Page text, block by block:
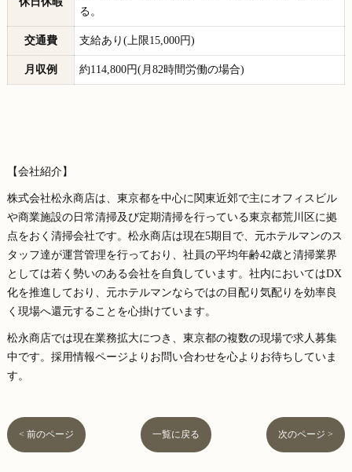
る。
交通費 支給あり(上限15,000円)
月収例 約114,800円(月82時間労働の場合)
【会社紹介】
株式会社松永商店は、東京都を中心に関東近郊で主にオフィスビル
や商業施設の日常清掃及び定期清掃を行っている東京都荒川区に拠
点をおく清掃会社です。松永商店は現在5期目で、元ホテルマンのス
タッフ達が運営管理を行っており、社員の平均年齢42歳と清掃業界
としては若く勢いのある会社を自負しています。社内においてはDX
化を推進しており、元ホテルマンならではの目配り気配りを効率良
く現場へ還元することを心掛けています。
松永商店では現在業務拡大につき、東京都の複数の現場で求人募集
中です。採用情報ページよりお問い合わせを心よりお待ちしていま
す。
< 前のページ 一覧に戻る 次のページ >